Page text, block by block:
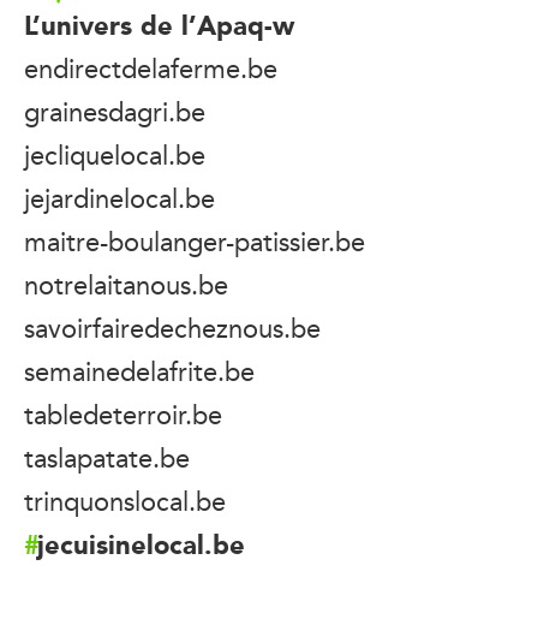
L’univers de l’Apaq-w
endirectdelaferme.be
grainesdagri.be
jecliquelocal.be
jejardinelocal.be
maitre-boulanger-patissier.be
notrelaitanous.be
savoirfairedecheznous.be
semainedelafrite.be
tabledeterroir.be
taslapatate.be
trinquonslocal.be
jecuisinelocal.be